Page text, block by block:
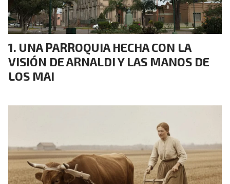
UNA PARROQUIA HECHA CON LA
VISIÓN DE ARNALDI Y LAS MANOS DE
LOS MAI